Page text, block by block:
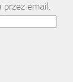
email.